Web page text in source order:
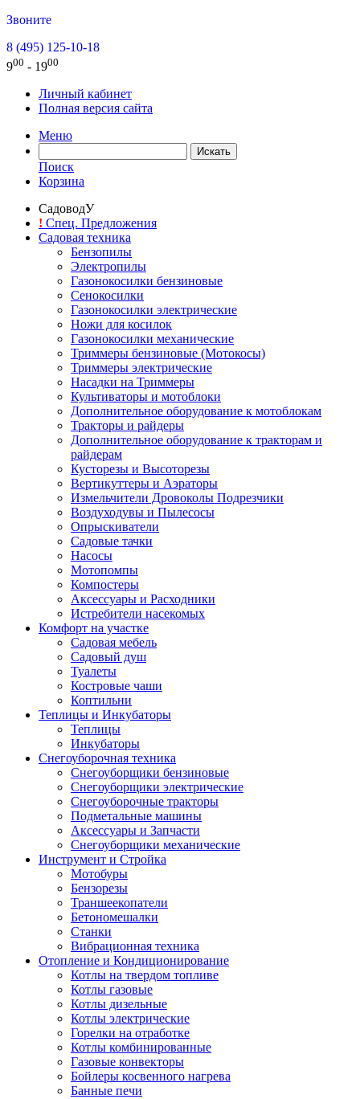
Звоните
8 (495) 125-10-18
900 - 1900
Личный кабинет
Полная версия сайта
Меню
Поиск
Корзина
СадоводУ
! Спец. Предложения
Садовая техника
Бензопилы
Электропилы
Газонокосилки бензиновые
Сенокосилки
Газонокосилки электрические
Ножи для косилок
Газонокосилки механические
Триммеры бензиновые (Мотокосы)
Триммеры электрические
Насадки на Триммеры
Культиваторы и мотоблоки
Дополнительное оборудование к мотоблокам
Тракторы и райдеры
Дополнительное оборудование к тракторам и
райдерам
Кусторезы и Высоторезы
Вертикуттеры и Аэраторы
Измельчители Дровоколы Подрезчики
Воздуходувы и Пылесосы
Опрыскиватели
Садовые тачки
Насосы
Мотопомпы
Компостеры
Аксессуары и Расходники
Истребители насекомых
Комфорт на участке
Садовая мебель
Садовый душ
Туалеты
Костровые чаши
Коптильни
Теплицы и Инкубаторы
Теплицы
Инкубаторы
Снегоуборочная техника
Снегоуборщики бензиновые
Снегоуборщики электрические
Снегоуборочные тракторы
Подметальные машины
Аксессуары и Запчасти
Снегоуборщики механические
Инструмент и Стройка
Мотобуры
Бензорезы
Траншеекопатели
Бетономешалки
Станки
Вибрационная техника
Отопление и Кондиционирование
Котлы на твердом топливе
Котлы газовые
Котлы дизельные
Котлы электрические
Горелки на отработке
Котлы комбинированные
Газовые конвекторы
Бойлеры косвенного нагрева
Банные печи